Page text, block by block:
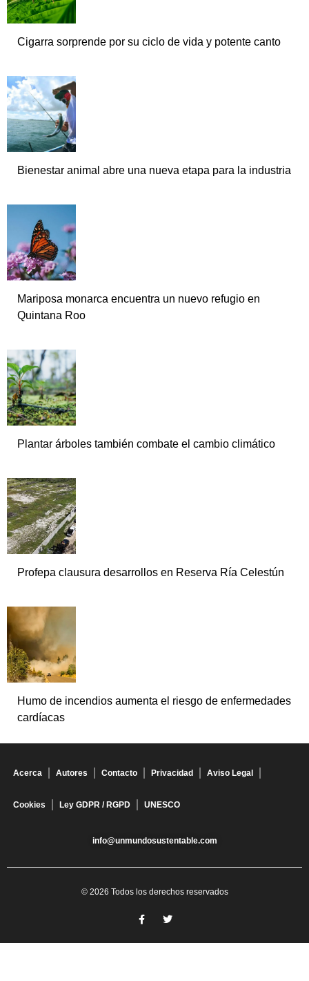
Cigarra sorprende por su ciclo de vida y potente canto
Bienestar animal abre una nueva etapa para la industria
Mariposa monarca encuentra un nuevo refugio en
Quintana Roo
Plantar árboles también combate el cambio climático
Profepa clausura desarrollos en Reserva Ría Celestún
Humo de incendios aumenta el riesgo de enfermedades
cardíacas
Acerca Autores Contacto Privacidad Aviso Legal
Cookies Ley GDPR / RGPD UNESCO
info@unmundosustentable.com
© 2026 Todos los derechos reservados